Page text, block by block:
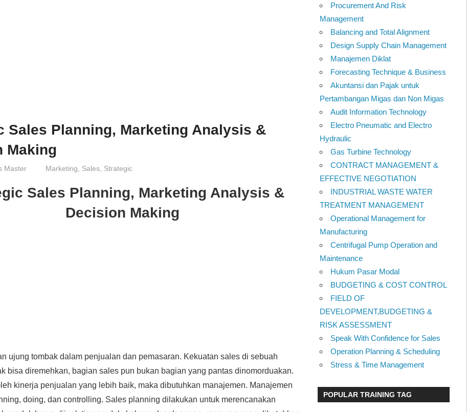
Sales Planning, Marketing Analysis &
Making
Master Marketing, Sales, Strategic
Sales Planning, Marketing Analysis &
Decision Making
ujung tombak dalam penjualan dan pemasaran. Kekuatan sales di sebuah
bisa diremehkan, bagian sales pun bukan bagian yang pantas dinomorduakan.
kinerja penjualan yang lebih baik, maka dibutuhkan manajemen. Manajemen
doing, dan controlling. Sales planning dilakukan untuk merencanakan
Procurement And Risk
Management
Balancing and Total Alignment
Design Supply Chain Management
Manajemen Diklat
Forecasting Technique & Business
Akuntansi dan Pajak untuk
Pertambangan Migas dan Non Migas
Audit Information Technology
Electro Pneumatic and Electro
Hydraulic
Gas Turbine Technology
CONTRACT MANAGEMENT &
EFFECTIVE NEGOTIATION
INDUSTRIAL WASTE WATER
TREATMENT MANAGEMENT
Operational Management for
Manufacturing
Centrifugal Pump Operation and
Maintenance
Hukum Pasar Modal
BUDGETING & COST CONTROL
FIELD OF
DEVELOPMENT,BUDGETING &
RISK ASSESSMENT
Speak With Confidence for Sales
Operation Planning & Scheduling
Stress & Time Management
POPULAR TRAINING TAG